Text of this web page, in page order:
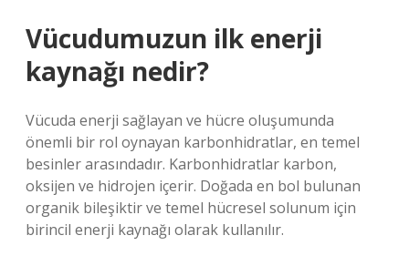
Vücudumuzun ilk enerji
kaynağı nedir?
Vücuda enerji sağlayan ve hücre oluşumunda
önemli bir rol oynayan karbonhidratlar, en temel
besinler arasındadır. Karbonhidratlar karbon,
oksijen ve hidrojen içerir. Doğada en bol bulunan
organik bileşiktir ve temel hücresel solunum için
birincil enerji kaynağı olarak kullanılır.